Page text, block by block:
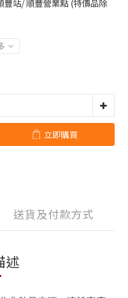
站/ 順豐營業點 (特價品除
立即購買
送貨及付款方式
述